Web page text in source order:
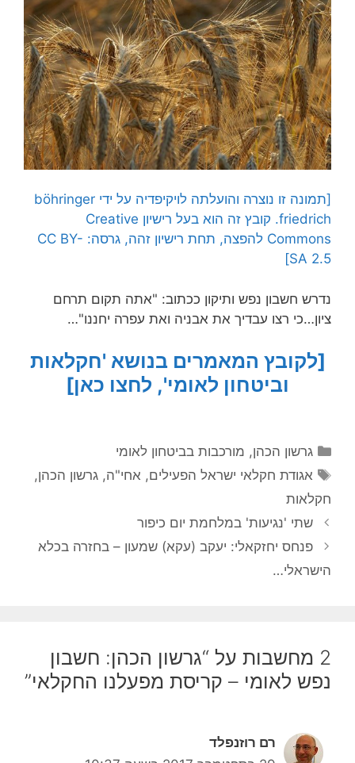
[תמונה זו נוצרה והועלתה לויקיפדיה על ידי böhringer
friedrich.
קובץ זה הוא בעל רישיון Creative
Commons להפצה, תחת רישיון זהה, גרסה: CC BY-
SA 2.5]
נדרש חשבון נפש ותיקון ככתוב: "אתה תקום תרחם
ציון…כי רצו עבדיך את אבניה ואת עפרה יחננו"…
[לקובץ המאמרים בנושא 'חקלאות
וביטחון לאומי', לחצו כאן]
קטגוריות
גרשון הכהן, מורכבות בביטחון לאומי
תגיות
אגודת חקלאי ישראל הפעילים, אחי"ה,גרשון הכהן,
חקלאות
שתי 'נגיעות' במלחמת יום כיפור
פנחס יחזקאלי: יעקב (עקא) שמעון – בחזרה בכלא
הישראלי…
2 מחשבות על “גרשון הכהן: חשבון
נפש לאומי – קריסת מפעלנו החקלאי”
רם רוזנפלד